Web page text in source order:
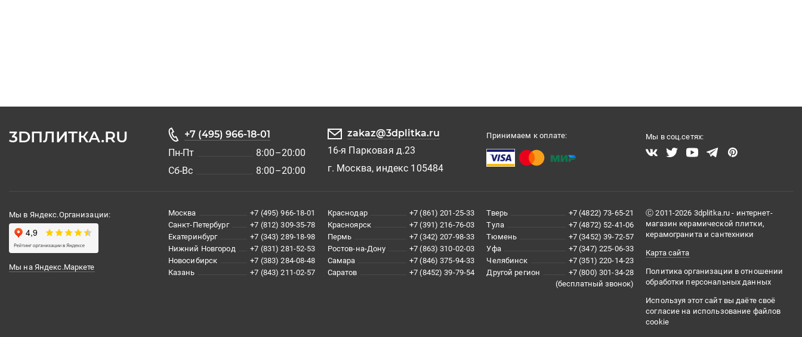
3DПЛИТКА.RU
+7 (495) 966-18-01
Пн-Пт
8:00–20:00
Сб-Вс
8:00–20:00
zakaz@3dplitka.ru
16-я Парковая д.23
г. Москва, индекс 105484
Принимаем к оплате: Мы в соц.сетях:
Мы в Яндекс.Организации:
Мы на Яндекс.Маркете
Москва
+7 (495) 966-18-01
Санкт-Петербург
+7 (812) 309-35-78
Екатеринбург
+7 (343) 289-18-98
Нижний Новгород
+7 (831) 281-52-53
Новосибирск
+7 (383) 284-08-48
Казань
+7 (843) 211-02-57
Краснодар
+7 (861) 201-25-33
Красноярск
+7 (391) 216-76-03
Пермь
+7 (342) 207-98-33
Ростов-на-Дону
+7 (863) 310-02-03
Самара
+7 (846) 375-94-33
Саратов
+7 (8452) 39-79-54
Тверь
+7 (4822) 73-65-21
Тула
+7 (4872) 52-41-06
Тюмень
+7 (3452) 39-72-57
Уфа
+7 (347) 225-06-33
Челябинск
+7 (351) 220-14-23
Другой регион
+7 (800) 301-34-28
(бесплатный звонок)
Ⓒ 2011-2026 3dplitka.ru - интернет-
магазин керамической плитки,
керамогранита и сантехники
Карта сайта
Политика организации в отношении
обработки персональных данных
Используя этот сайт вы даёте своё
согласие на использование файлов
cookie